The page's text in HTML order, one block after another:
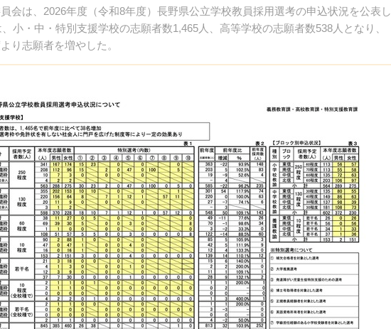
会は、2026年度（令和8年度）長野県公立学校教員採用選考の申込状況を公表し
小・中・特別支援学校の志願者数1,465人、高等学校の志願者数538人となり、
り志願者を増やした。